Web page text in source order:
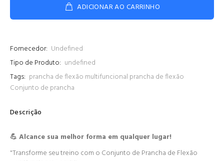
ADICIONAR AO CARRINHO
Fornecedor: Undefined
Tipo de Produto: undefined
Tags: prancha de flexão multifuncional prancha de flexão
Conjunto de prancha
Descrição
💪 Alcance sua melhor forma em qualquer lugar!
"Transforme seu treino com o Conjunto de Prancha de Flexão